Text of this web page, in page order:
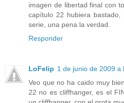
imagen de libertad final con
capítulo 22 hubiera
serie, una pena la verdad.
Responder
LoFelip 1 de junio de 2009 a
Veo que no ha caido muy
22 no es cliffhanger, es el